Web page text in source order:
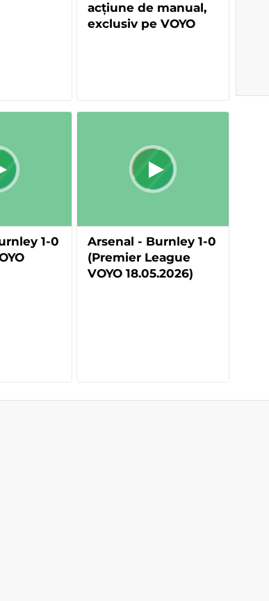
acțiune de manual,
exclusiv pe VOYO
1-0
Arsenal - Burnley 1-0
(Premier League
VOYO 18.05.2026)